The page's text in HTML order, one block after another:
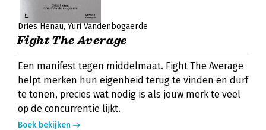
Dries Henau Yuri Vandenbogaerde
Fight The Average
Een manifest tegen middelmaat. Fight The Average
helpt merken hun eigenheid terug te vinden en durf
te tonen, precies wat nodig is als jouw merk te veel
op de concurrentie lijkt.
Boek bekijken